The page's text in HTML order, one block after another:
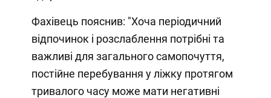
Фахівець пояснив: "Хоча періодичний
відпочинок і розслаблення потрібні та
важливі для загального самопочуття,
постійне перебування у ліжку протягом
тривалого часу може мати негативні